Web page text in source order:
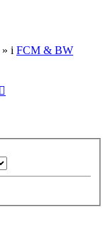
» i FCM & BW